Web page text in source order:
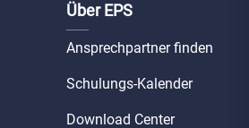
Über EPS
Ansprechpartner finden
Schulungs-Kalender
Download Center